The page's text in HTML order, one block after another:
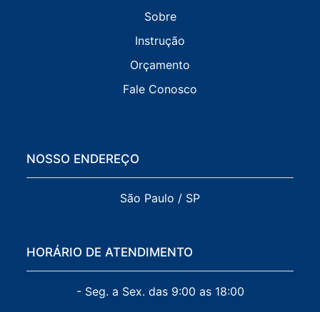
Sobre
Instrução
Orçamento
Fale Conosco
NOSSO ENDEREÇO
São Paulo / SP
HORÁRIO DE ATENDIMENTO
- Seg. a Sex. das 9:00 as 18:00